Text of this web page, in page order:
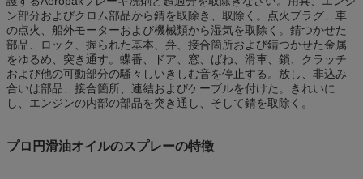
ン部分およびクロム部品から錆を取除き、取除く。点火プラグ、車
の点火、船外モーターおよび機械類から湿気を取除く。錆つかせた
部品、ロック、握られた基本、弁、接合箇所および錆つかせた金属
をゆるめ、突き通す。蝶番、ドア、窓、ばね、滑車、鎖、クラッチ
および他の可動部分の騒々しいきしむ音を停止する。放し、非込み
合いは部品、接合箇所、連結およびケーブルを付けた。きれいに
し、エンジンの内部の部品を突き通し、そして錆を取除く。
プロ円滑油オイルのスプレーの特徴